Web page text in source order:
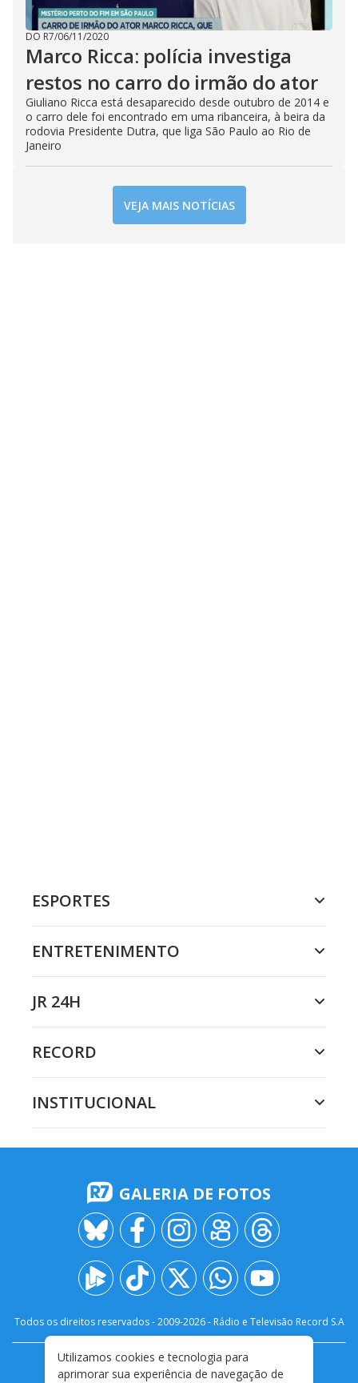
DO R7/06/11/2020
Marco Ricca: polícia investiga
restos no carro do irmão do ator
Giuliano Ricca está desaparecido desde outubro de 2014 e
o carro dele foi encontrado em uma ribanceira, à beira da
rodovia Presidente Dutra, que liga São Paulo ao Rio de
Janeiro
VEJA MAIS NOTÍCIAS
ESPORTES
ENTRETENIMENTO
JR 24H
RECORD
INSTITUCIONAL
GALERIA DE FOTOS
Todos os direitos reservados - 2009-2026- Rádio e Televisão Record S.A
FALE CONOSCO
PRIVACIDADE
Utilizamos cookies e tecnologia para
aprimorar sua experiência de navegação de